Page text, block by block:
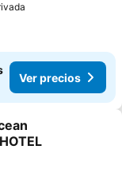
Ver precios